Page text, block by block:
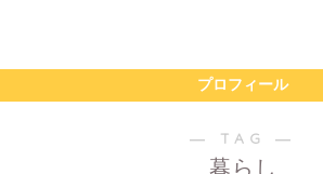
プロフィール
― TAG ―
暮らし